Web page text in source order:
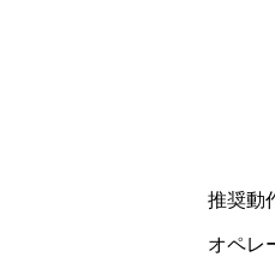
推奨動
オペレ